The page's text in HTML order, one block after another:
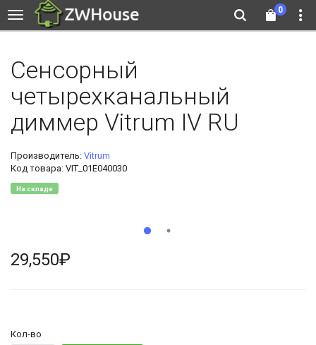
0
Сенсорный
четырехканальный
диммер Vitrum IV RU
Производитель: Vitrum
Код товара: VIT_01E040030
На складе
29,550₽
Кол-во